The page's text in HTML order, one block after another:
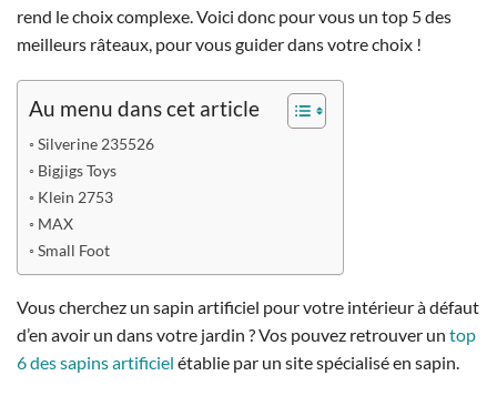
rend le choix complexe. Voici donc pour vous un top 5 des
meilleurs râteaux, pour vous guider dans votre choix !
Au menu dans cet article
Silverine 235526
Bigjigs Toys
Klein 2753
MAX
Small Foot
Vous cherchez un sapin artificiel pour votre intérieur à défaut
d’en avoir un dans votre jardin ? Vos pouvez retrouver un top
6 des sapins artificiel établie par un site spécialisé en sapin.